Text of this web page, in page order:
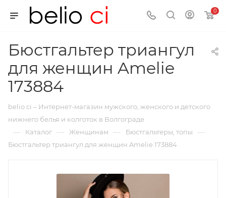
0
Бюстгальтер триангул
для женщин Amelie
173884
belio ci – Интернет-магазин мужского, женского и детского
нижнего белья и колготок в Волгограде
— Каталог — Женщинам — Бюстгальтеры, топы —
Бюстгальтер триангул для женщин Amelie 173884